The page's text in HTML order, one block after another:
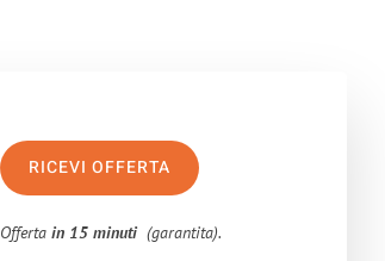
RICEVI OFFERTA
Offertain 15 minuti (garantita).